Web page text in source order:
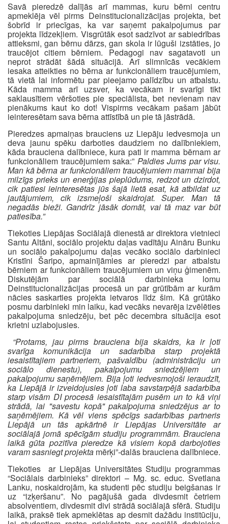
Savā pieredzē dalījās arī mammas, kuru bērni centru
apmeklēja vēl pirms Deinstitucionalizācijas projekta, bet
šobrīd ir priecīgas, ka var saņemt pakalpojumus par
projekta līdzekļiem. Visgrūtāk esot sadzīvot ar sabiedrības
attieksmi, gan bērnu dārzs, gan skola ir lūguši izstāties, jo
traucējot citiem bērniem. Pedagogi nav sagatavoti un
neprot strādāt šādā situācijā. Arī slimnīcās vecākiem
iesaka atteikties no bērna ar funkcionāliem traucējumiem,
tā vietā lai informētu par pieejamo palīdzību un atbalstu.
Kāda mamma arī uzsver, ka vecākam ir svarīgi tikt
saklausītiem vēršoties pie speciālista, bet nevienam nav
pienākums kaut ko dot! Vispirms vecākam pašam jābūt
ieinteresētam sava bērna attīstībā un pie tā jāstrādā.
Pieredzes apmaiņas brauciens uz Liepāju iedvesmoja un
deva jaunu spēku darboties daudziem no dalībniekiem,
kāda brauciena dalībniece, kura pati ir mamma bērnam ar
funkcionāliem traucējumiem saka:” Paldies Jums par visu.
Man kā bērna ar funkcionāliem traucējumiem mammai bija
milzīgs prieks un enerģijas pieplūdums, redzot un dzirdot,
cik patiesi ieinteresētas jūs šajā lietā esat, kā atbildat uz
jautājumiem, cik izsmeļoši skaidrojat. Super. Man tā
negadās bieži. Gandrīz jāsāk domāt, vai tā maz var būt
patiesība.”
Tiekoties Liepājas Sociālajā dienestā ar direktora vietnieci
Santu Altāni, sociālo projektu daļas vadītāju Aināru Bunku
un sociālo pakalpojumu daļas vecāko sociālo darbinieci
Kristīni Šaripo, apmainījāmies ar pieredzi par atbalstu
bērniem ar funkcionāliem traucējumiem un viņu ģimenēm.
Diskutējām par sociālā darbinieka lomu
Deinstitucionalizācijas procesā un par grūtībām ar kurām
nācies saskarties projekta ietvaros līdz šim. Kā grūtāko
posmu darbinieki min laiku, kad vecāks nevarēja izvēlēties
pakalpojuma sniedzēju, bet pēc decembra situācija esot
krietni uzlabojusies.
“Protams, jau pirms brauciena bija skaidrs, ka ir ļoti
svarīga komunikācija un sadarbība starp projektā
iesaistītajiem partneriem, pašvaldību (administrāciju un
sociālo dienestu), pakalpojumu sniedzējiem un
pakalpojumu saņēmējiem. Bija ļoti iedvesmojoši ieraudzīt,
ka Liepājā ir izveidojusies ļoti laba savstarpējā sadarbība
starp visām DI procesā iesaistītajām pusēm un to kā viņi
strādā, lai "savestu kopā" pakalpojuma sniedzējus ar to
saņēmējiem. Kā vēl viens spēcīgs sadarbības partneris
Liepājā un tās apkārtnē ir Liepājas Universitāte ar
sociālajā jomā spēcīgām studiju programmām. Brauciena
laikā gūta pozitīva pieredze kā visiem kopā darbojoties
varam sasniegt projekta mērķi”-dalās brauciena dalībniece.
Tiekoties ar Liepājas Universitātes Studiju programmas
“Sociālais darbinieks” direktori – Mg. sc. educ. Svetlana
Lanku, noskaidrojām, ka studenti pēc studiju beigšanas ir
uz “izķeršanu”. No pagājušā gada divdesmit četriem
absolventiem, divdesmit divi strādā sociālajā sfērā. Studiju
laikā, praksē tiek apmeklētas ap desmit dažādu institūciju,